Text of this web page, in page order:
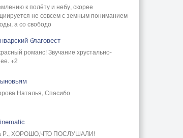
к полёту и небу, скорее
не совсем с земным пониманием
а со свободо
благовест
романс! Звучание хрустально-
+2
Наталья, Спасибо
Р., ХОРОШО,ЧТО ПОСЛУШАЛИ!